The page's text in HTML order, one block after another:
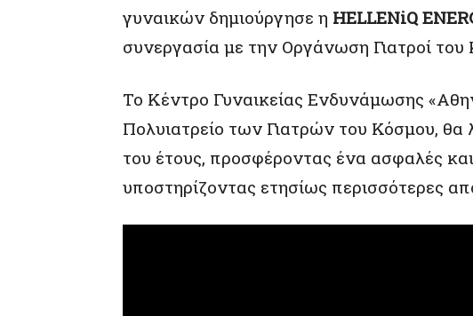
γυναικών δημιούργησε η HELLENiQ
συνεργασία με την Οργάνωση Γιατροί του
Το Κέντρο Γυναικείας Ενδυνάμωσης
Πολυιατρείο των Γιατρών του Κόσμου, θα
του έτους, προσφέροντας ένα ασφαλές
υποστηρίζοντας ετησίως περισσότερες